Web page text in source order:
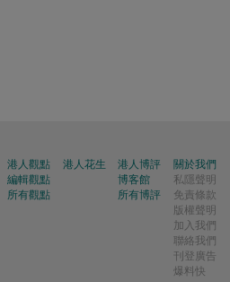
港人觀點
編輯觀點
所有觀點
港人花生
港人博評
博客館
所有博評
關於我們
私隱聲明
免責條款
版權聲明
加入我們
聯絡我們
刊登廣告
爆料快